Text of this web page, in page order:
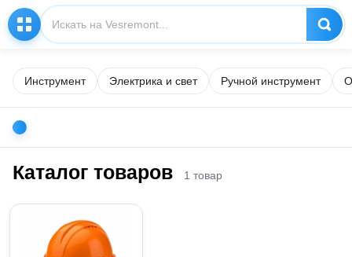
Инструмент Электрика и свет Ручной инструмент
Каталог товаров 1 товар